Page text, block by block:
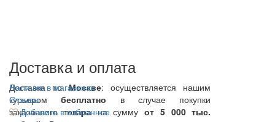
Доставка и оплата
Доставка поМоскве: осуществляется нашим
курьеромбесплатно в случае покупки
заказанного товара на суммуот 5 000 тыс.
Наличие в магазинах
Отзывы
Добавить в избранное